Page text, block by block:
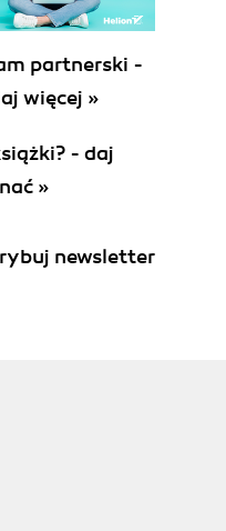
and Wayfinding
Resources
Web-based
Architecture and
Analysis to
based Interactions
Creation with Physical
partnerski -
więcej »
- daj
»
newsletter